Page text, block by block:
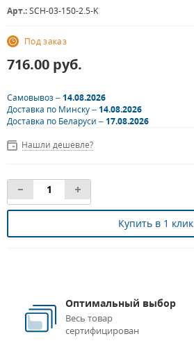
Арт.:SCH-03-150-2.5-K
Под заказ
716.00 руб.
Самовывоз –14.08.2026
Доставка по Минску –14.08.2026
Доставка по Беларуси –17.08.2026
Нашли дешевле?
Купить в 1 клик
Оптимальный выбор
Весь товар
сертифицирован